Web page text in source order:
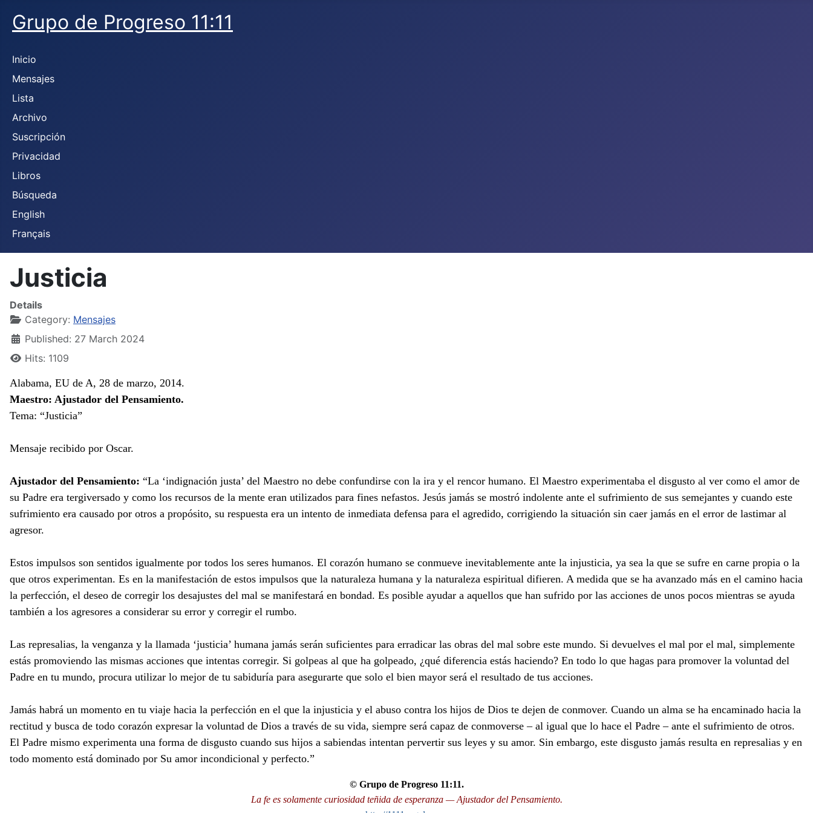
Grupo de Progreso 11:11
Inicio
Mensajes
Lista
Archivo
Suscripción
Privacidad
Libros
Búsqueda
English
Français
Justicia
Details
Category: Mensajes
Published: 27 March 2024
Hits: 1109
Alabama, EU de A, 28 de marzo, 2014.
Maestro: Ajustador del Pensamiento.
Tema: “Justicia”
Mensaje recibido por Oscar.
Ajustador del Pensamiento: “La ‘indignación justa’ del Maestro no debe confundirse con la ira y el rencor humano. El Maestro experimentaba el disgusto al ver como el amor de
su Padre era tergiversado y como los recursos de la mente eran utilizados para fines nefastos. Jesús jamás se mostró indolente ante el sufrimiento de sus semejantes y cuando este
sufrimiento era causado por otros a propósito, su respuesta era un intento de inmediata defensa para el agredido, corrigiendo la situación sin caer jamás en el error de lastimar al
agresor.
Estos impulsos son sentidos igualmente por todos los seres humanos. El corazón humano se conmueve inevitablemente ante la injusticia, ya sea la que se sufre en carne propia o la
que otros experimentan. Es en la manifestación de estos impulsos que la naturaleza humana y la naturaleza espiritual difieren. A medida que se ha avanzado más en el camino hacia
la perfección, el deseo de corregir los desajustes del mal se manifestará en bondad. Es posible ayudar a aquellos que han sufrido por las acciones de unos pocos mientras se ayuda
también a los agresores a considerar su error y corregir el rumbo.
Las represalias, la venganza y la llamada ‘justicia’ humana jamás serán suficientes para erradicar las obras del mal sobre este mundo. Si devuelves el mal por el mal, simplemente
estás promoviendo las mismas acciones que intentas corregir. Si golpeas al que ha golpeado, ¿qué diferencia estás haciendo? En todo lo que hagas para promover la voluntad del
Padre en tu mundo, procura utilizar lo mejor de tu sabiduría para asegurarte que solo el bien mayor será el resultado de tus acciones.
Jamás habrá un momento en tu viaje hacia la perfección en el que la injusticia y el abuso contra los hijos de Dios te dejen de conmover. Cuando un alma se ha encaminado hacia la
rectitud y busca de todo corazón expresar la voluntad de Dios a través de su vida, siempre será capaz de conmoverse – al igual que lo hace el Padre – ante el sufrimiento de otros.
El Padre mismo experimenta una forma de disgusto cuando sus hijos a sabiendas intentan pervertir sus leyes y su amor. Sin embargo, este disgusto jamás resulta en represalias y en
todo momento está dominado por Su amor incondicional y perfecto.”
© Grupo de Progreso 11:11.
La fe es solamente curiosidad teñida de esperanza — Ajustador del Pensamiento.